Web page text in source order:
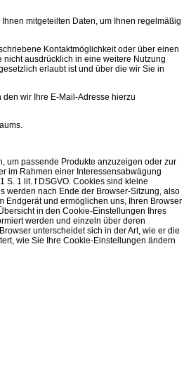
mitgeteilten Daten, um Ihnen regelmäßig
Kontaktmöglichkeit oder über einen
ausdrücklich in eine weitere Nutzung
erlaubt ist und über die wir Sie in
wir Ihre E-Mail-Adresse hierzu
um passende Produkte anzuzeigen oder zur
im Rahmen einer Interessensabwägung
S. 1 lit. f DSGVO. Cookies sind kleine
werden nach Ende der Browser-Sitzung, also
Endgerät und ermöglichen uns, Ihren Browser
in den Cookie-Einstellungen Ihres
werden und einzeln über deren
unterscheidet sich in der Art, wie er die
wie Sie Ihre Cookie-Einstellungen ändern